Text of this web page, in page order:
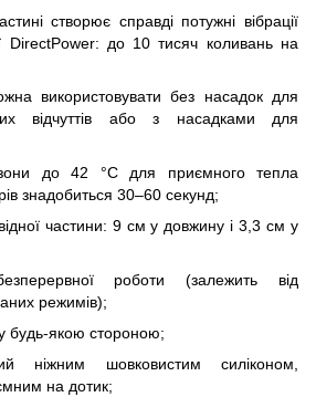
створює справді потужні вібрації
DirectPower: до 10 тисяч коливань на
використовувати без насадок для
відчуттів або з насадками для
зони до 42 °C для приємного тепла
знадобиться 30–60 секунд;
частини: 9 см у довжину і 3,3 см у
роботи (залежить від
режимів);
будь-якою стороною;
ніжним шовковистим силіконом,
на дотик;